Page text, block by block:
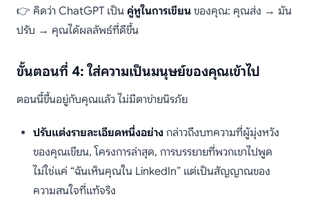
👉 คิดว่า ChatGPT เป็น คู่หูในการเขียน ของคุณ: คุณส่ง → มัน
ปรับ → คุณได้ผลลัพธ์ที่ดีขึ้น
ขั้นตอนที่ 4: ใส่ความเป็นมนุษย์ของคุณเข้าไป
ตอนนี้ขึ้นอยู่กับคุณแล้ว ไม่มีตาข่ายนิรภัย
ปรับแต่งรายละเอียดหนึ่งอย่าง กล่าวถึงบทความที่ผู้มุ่งหวัง
ของคุณเขียน, โครงการล่าสุด, การบรรยายที่พวกเขาไปพูด
ไม่ใช่แค่ “ฉันเห็นคุณใน LinkedIn” แต่เป็นสัญญาณของ
ความสนใจที่แท้จริง